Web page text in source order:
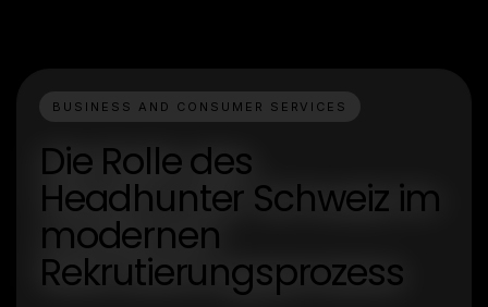
BUSINESS AND CONSUMER SERVICES
Die Rolle des
Headhunter Schweiz im
modernen
Rekrutierungsprozess